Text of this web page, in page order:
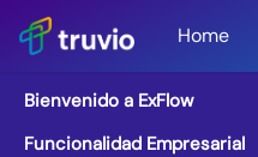
Home
Bienvenido a ExFlow
Funcionalidad Empresarial